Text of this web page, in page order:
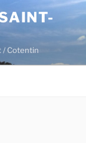
/ Cotentin